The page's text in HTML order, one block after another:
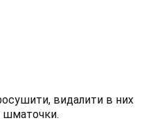
видалити в них
шматочки.